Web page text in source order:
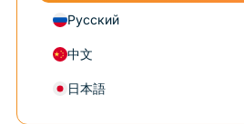
Русский
中文
日本語